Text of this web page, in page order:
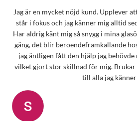
Jag är en mycket nöjd kund. Upplever
står i fokus och jag känner mig alltid
Har aldrig känt mig så snygg i mina
gäng, det blir beroendeframkallande
jag äntligen fått den hjälp jag
vilket gjort stor skillnad för mig.
till alla jag